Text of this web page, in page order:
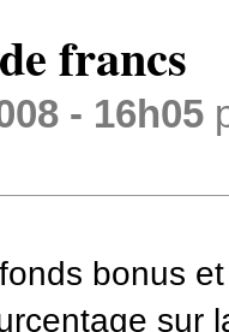
francs
- 16h05
bonus
sur